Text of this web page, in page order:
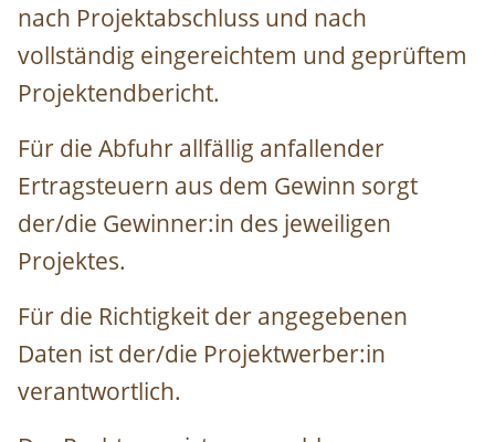
nach Projektabschluss und nach
vollständig eingereichtem und geprüftem
Projektendbericht.
Für die Abfuhr allfällig anfallender
Ertragsteuern aus dem Gewinn sorgt
der/die Gewinner:in des jeweiligen
Projektes.
Für die Richtigkeit der angegebenen
Daten ist der/die Projektwerber:in
verantwortlich.